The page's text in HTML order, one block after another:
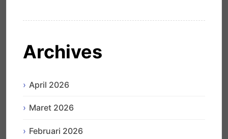
Archives
April 2026
Maret 2026
Februari 2026